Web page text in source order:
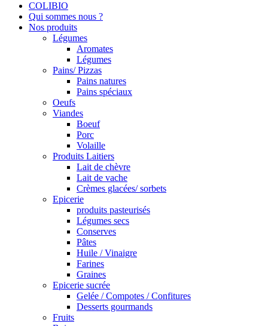
COLIBIO
Qui sommes nous ?
Nos produits
Légumes
Aromates
Légumes
Pains/ Pizzas
Pains natures
Pains spéciaux
Oeufs
Viandes
Boeuf
Porc
Volaille
Produits Laitiers
Lait de chèvre
Lait de vache
Crèmes glacées/ sorbets
Epicerie
produits pasteurisés
Légumes secs
Conserves
Pâtes
Huile / Vinaigre
Farines
Graines
Epicerie sucrée
Gelée / Compotes / Confitures
Desserts gourmands
Fruits